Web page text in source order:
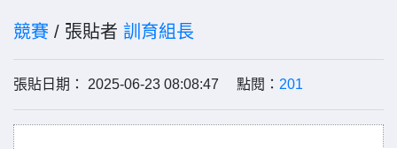
競賽 / 張貼者 訓育組長
張貼日期： 2025-06-23 08:08:47 點閱： 201